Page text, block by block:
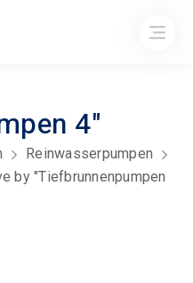
4"
Reinwasserpumpen
by "Tiefbrunnenpumpen